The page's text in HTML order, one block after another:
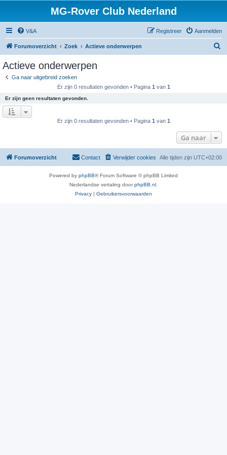
MG-Rover Club Nederland
V&A Aanmelden
Registreer
Forumoverzicht Zoek Actieve onderwerpen
Actieve onderwerpen
Ga naar uitgebreid zoeken
Er zijn 0 resultaten gevonden • Pagina 1 van 1
Er zijn geen resultaten gevonden.
Er zijn 0 resultaten gevonden • Pagina 1 van 1
Ga naar
Forumoverzicht Alle tijden zijn UTC+02:00
Verwijder cookies
Contact
Powered by phpBB® Forum Software © phpBB Limited
Nederlandse vertaling doorphpBB.nl
Privacy | Gebruikersvoorwaarden